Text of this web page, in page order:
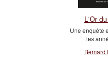
L'Or
Une enquête
les
Bernard